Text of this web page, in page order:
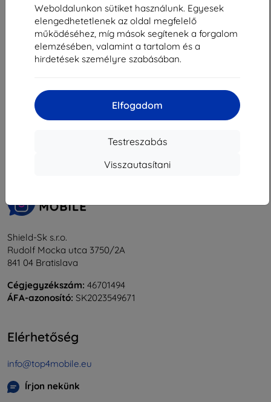
Weboldalunkon sütiket használunk. Egyesek
elengedhetetlenek az oldal megfelelő
működéséhez, míg mások segítenek a forgalom
elemzésében, valamint a tartalom és a
hirdetések személyre szabásában.
Elfogadom
Testreszabás
Visszautasítani
6 990 Ft
6 291 Ft
Raktáron 4 darab
Raktáron > 5 darab
Összes találat
Shield-Sk s.r.o.
Rudolf Mocka utca 3750/2A
841 04 Bratislava
Cégjegyzékszám: 46701494
ÁFA-azonosító: SK2023549671
Elérhetőség
info@top4mobile.eu
Írjon nekünk